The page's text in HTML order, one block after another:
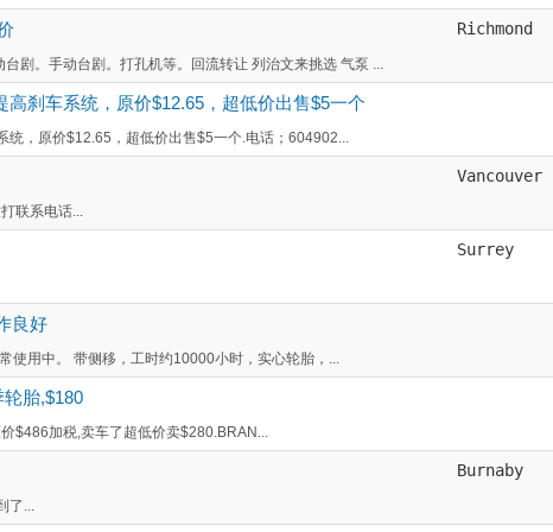
剧。手动台剧。打孔机等。回流转让 列治文来挑选 气泵 ...
Richmond
刹车系统，原价$12.65，超低价出售$5一个
，原价$12.65，超低价出售$5一个.电话；604902...
联系电话...
Vancouver
Surrey
良好
使用中。 带侧移，工时约10000小时，实心轮胎，...
胎,$180
$486加税,卖车了超低价卖$280.BRAN...
...
Burnaby